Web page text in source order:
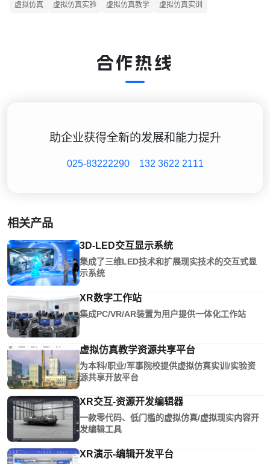
虚拟仿真 虚拟仿真实验 虚拟仿真教学 虚拟仿真实训
合作热线
助企业获得全新的发展和能力提升
025-83222290 132 3622 2111
相关产品
3D-LED交互显示系统
集成了三维LED技术和扩展现实技术的交互式显
示系统
XR数字工作站
集成PC/VR/AR装置为用户提供一体化工作站
虚拟仿真教学资源共享平台
为本科/职业/军事院校提供虚拟仿真实训/实验资
源共享开放平台
XR交互-资源开发编辑器
一款零代码、低门槛的虚拟仿真/虚拟现实内容开
发编辑工具
XR演示-编辑开发平台